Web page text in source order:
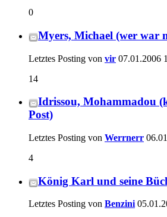
0
Myers, Michael (wer war
Letztes Posting von vir 07.01.2006
14
Idrissou, Mohammadou
Post)
Letztes Posting von Werrnerr
4
König Karl und seine
Letztes Posting von Benzini